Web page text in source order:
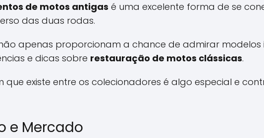
de motos antigas é uma excelente forma de se
das duas rodas.
apenas proporcionam a chance de admirar
e dicas sobre restauração de motos clássicas.
existe entre os colecionadores é algo especial e
e Mercado